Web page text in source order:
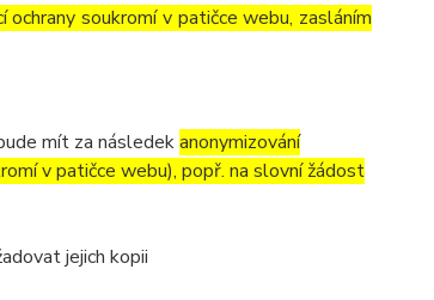
ochrany soukromí v patičce webu, zasláním
mít za následekanonymizování
v patičce webu), popř. na slovní žádost
jejich kopii